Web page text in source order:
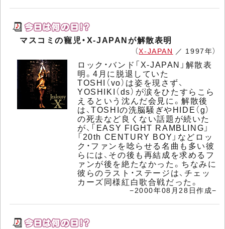
マスコミの寵児・X-JAPANが解散表明
（X-JAPAN ／ 1997年）
ロック・バンド「X-JAPAN」解散表
明。4月に脱退していた
TOSHI（vo）は姿を現さず、
YOSHIKI（ds）が涙をひたすらこら
えるという沈んだ会見に。解散後
は、TOSHIの洗脳騒ぎやHIDE（g）
の死去など良くない話題が続いた
が、「EASY FIGHT RAMBLING」
「20th CENTURY BOY」などロッ
ク・ファンを唸らせる名曲も多い彼
らには、その後も再結成を求めるフ
ァンが後を絶たなかった。ちなみに
彼らのラスト・ステージは、チェッ
カーズ同様紅白歌合戦だった。
−2000年08月28日作成−